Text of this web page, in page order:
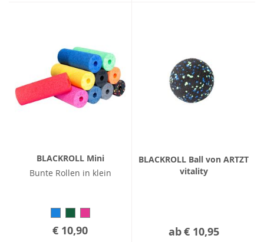
BLACKROLL Mini
Bunte Rollen in klein
€ 10,90
BLACKROLL Ball von ARTZT
vitality
ab€ 10,95